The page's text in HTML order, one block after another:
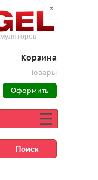
Корзина
Товары
Оформить